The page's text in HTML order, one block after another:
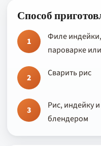
Способ
1
Филе
пароварке
2 Сварить рис
3
Рис, индейку
блендером